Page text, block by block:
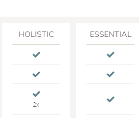
HOLISTIC ESSENTIAL
2x